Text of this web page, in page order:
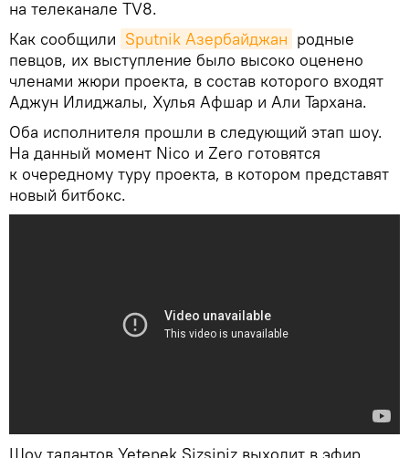
на телеканале TV8.
Как сообщили Sputnik Азербайджан родные
певцов, их выступление было высоко оценено
членами жюри проекта, в состав которого входят
Аджун Илиджалы, Хулья Афшар и Али Тархана.
Оба исполнителя прошли в следующий этап шоу.
На данный момент Nico и Zero готовятся
к очередному туру проекта, в котором представят
новый битбокс.
Шоу талантов Yetenek Sizsiniz выходит в эфир